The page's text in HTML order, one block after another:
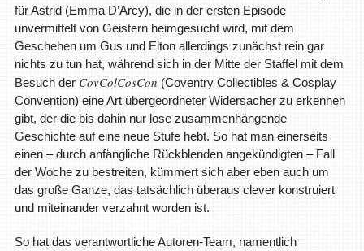
für Astrid (Emma D’Arcy), die in der ersten Episode
unvermittelt von Geistern heimgesucht wird, mit dem
Geschehen um Gus und Elton allerdings zunächst rein gar
nichts zu tun hat, während sich in der Mitte der Staffel mit dem
Besuch der CovColCosCon (Coventry Collectibles & Cosplay
Convention) eine Art übergeordneter Widersacher zu erkennen
gibt, der die bis dahin nur lose zusammenhängende
Geschichte auf eine neue Stufe hebt. So hat man einerseits
einen – durch anfängliche Rückblenden angekündigten – Fall
der Woche zu bestreiten, kümmert sich aber eben auch um
das große Ganze, das tatsächlich überaus clever konstruiert
und miteinander verzahnt worden ist.
So hat das verantwortliche Autoren-Team, namentlich